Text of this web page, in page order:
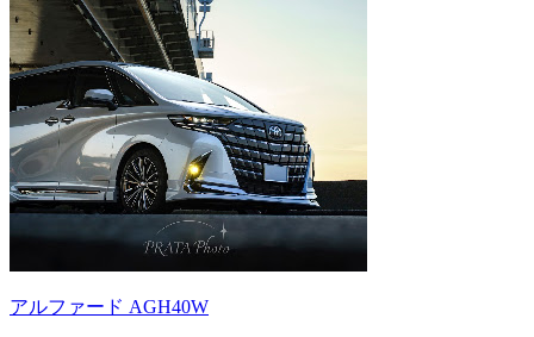
アルファード AGH40W